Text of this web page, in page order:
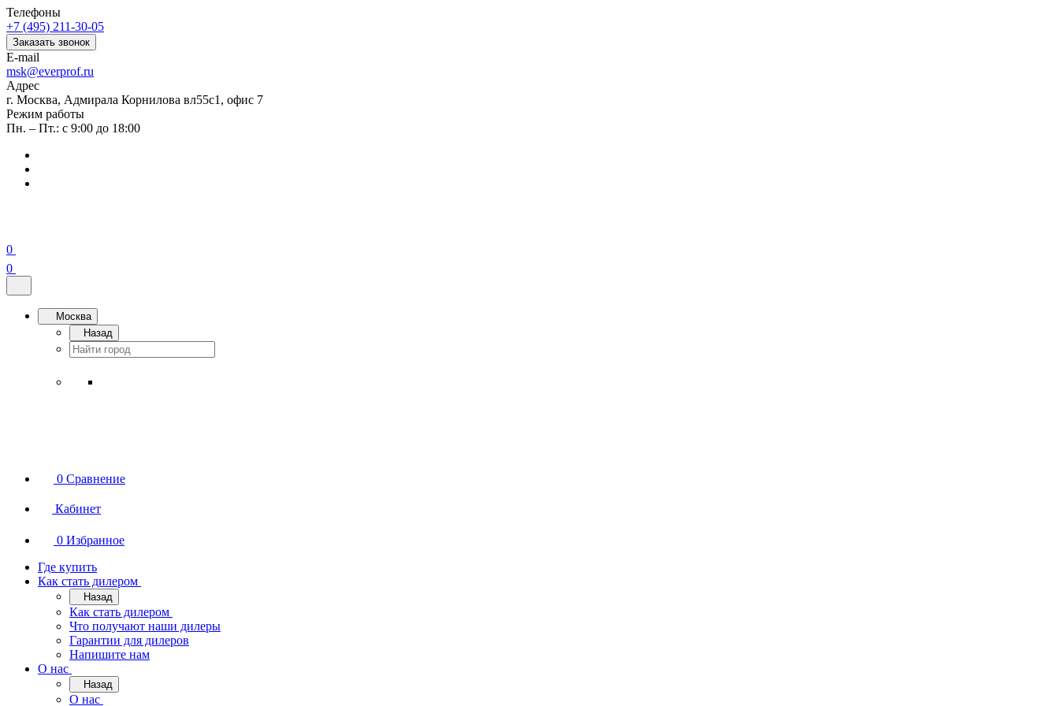
Телефоны
+7 (495) 211-30-05
Заказать звонок
E-mail
msk@everprof.ru
Адрес
г. Москва, Адмирала Корнилова вл55с1, офис 7
Режим работы
Пн. – Пт.: с 9:00 до 18:00
0
0
Москва
Назад
0 Сравнение
Кабинет
0 Избранное
Где купить
Как стать дилером
Назад
Как стать дилером
Что получают наши дилеры
Гарантии для дилеров
Напишите нам
О нас
Назад
О нас